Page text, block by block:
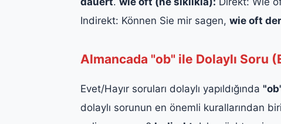
Indirekt: Können Sie mir sagen, wie oft
Almancada "ob" ile Dolaylı Soru
Evet/Hayır soruları dolaylı yapıldığında
dolaylı sorunun en önemli kurallarından